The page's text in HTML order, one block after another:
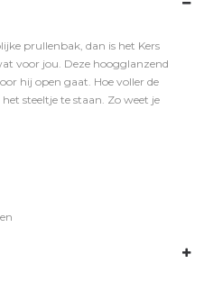
prullenbak, dan is het Kers
voor jou. Deze hoogglanzend
hij open gaat. Hoe voller de
steeltje te staan. Zo weet je